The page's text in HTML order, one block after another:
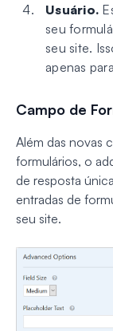
Usuário.
seu
seu site.
apenas
Campo de
Além das novas
formulários, o
de resposta
entradas de
seu site.